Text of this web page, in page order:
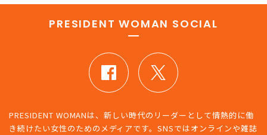
PRESIDENT WOMAN SOCIAL
PRESIDENT WOMANは、新しい時代のリーダーとして情熱的に働
き続けたい女性のためのメディアです。SNSではオンラインや雑誌